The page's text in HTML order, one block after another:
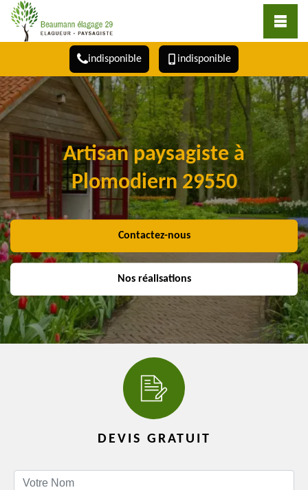
indisponible indisponible
Artisan paysagiste à
Plomodiern 29550
Contactez-nous
Nos réalisations
DEVIS GRATUIT